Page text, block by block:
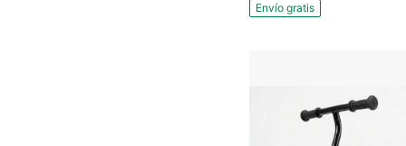
Envío gratis